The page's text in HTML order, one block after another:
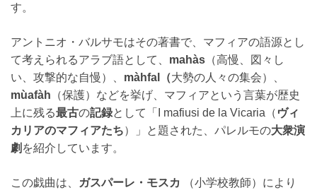
す。
アントニオ・バルサモはその著書で、マフィアの語源とし
て考えられるアラブ語として、 mahàs （高慢、図々し
い、攻撃的な自慢）、 màhfal（大勢の人々の集会）、
mùafàh （保護）などを挙げ、マフィアという言葉が歴史
上に残る最古の記録として「I mafiusi de la Vicaria（ ヴィ
カリアのマフィアたち）」と題された、パレルモの大衆演
劇 を紹介しています。
この戯曲は、 ガスパーレ・モスカ
（小学校教師）により